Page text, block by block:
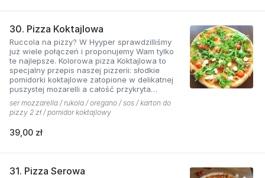
30. Pizza Koktajlowa
Ruccola na pizzy? W Hyyper sprawdzilliśmy
już wiele połączeń i proponujemy Wam tylko
te najlepsze. Kolorowa pizza Koktajlowa to
specjalny przepis naszej pizzerii: słodkie
pomidorki koktajlowe zatopione w delikatnej
puszystej mozarelli a całość przykryta
ostrawą w smaku sałatą! To bardzo włoska w
smaku i wyglądzie pizza.
ser mozzarella / rukola / oregano / sos / karton do
pizzy 2 zł / pomidor koktajlowy
39,00 zł
31. Pizza Serowa